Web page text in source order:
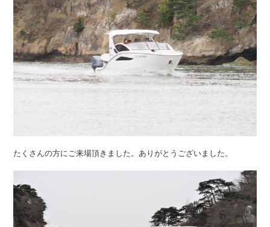
新艇・展示艇情報 中古艇情報
会社概要
たくさんの方にご来場頂きました。ありがとうございました。